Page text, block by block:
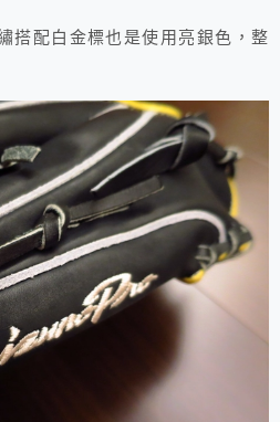
配白金標也是使用亮銀色，整